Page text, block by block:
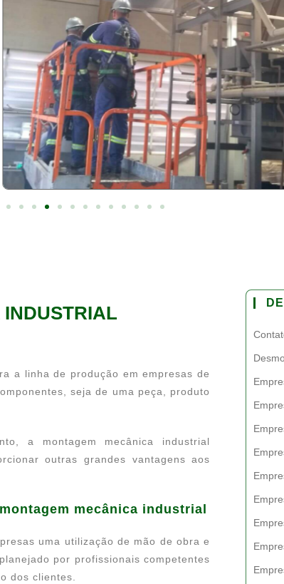
a linha de produção em empresas de
seja de uma peça, produto
a montagem mecânica industrial
outras grandes vantagens aos
mecânica industrial
uma utilização de mão de obra e
por profissionais competentes
dos clientes.